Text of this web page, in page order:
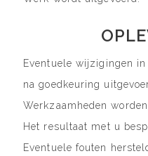
Eventuele wijzigingen
na goedkeuring
Werkzaamheden
Het resultaat met u
Eventuele fouten